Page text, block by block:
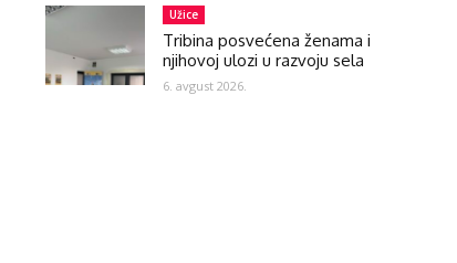
Užice
Tribina posvećena ženama i
njihovoj ulozi u razvoju sela
6. avgust 2026.